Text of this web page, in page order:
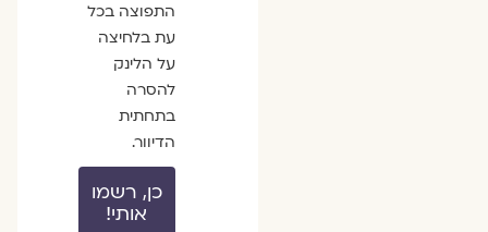
התפוצה בכל
עת בלחיצה
על הלינק
להסרה
בתחתית
הדיוור.
כן, רשמו
אותי!